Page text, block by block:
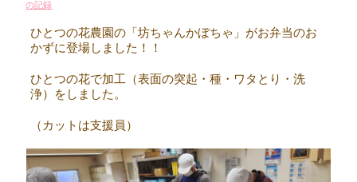
の記録
ひとつの花農園の「坊ちゃんかぼちゃ」がお弁当のお
かずに登場しました！！
ひとつの花で加工（表面の突起・種・ワタとり・洗
浄）をしました。
（カットは支援員）